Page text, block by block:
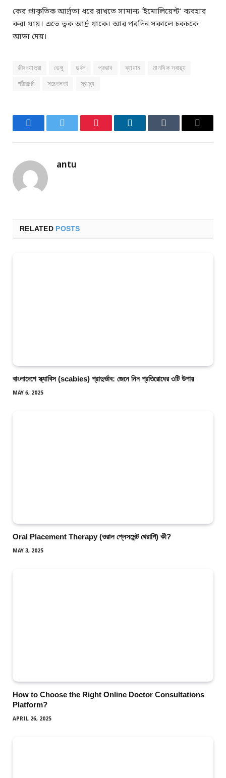
কের প্রাকৃতিক আর্দ্রতা ধরে রাখতে সামান্য ‘ইমোলিয়েন্ট’ ব্যবহার
করা যায়। এতে ত্বক আর্দ্র থাকে। আর পরদিন সকালে চকচকে
আভা দেয়।
জীবনযাত্রা ডেঙ্গু দুর্বল প্রভাব ব্যায়াম মানসিক স্বাস্থ্য
শরীরচর্চা সচেতনতা স্বাস্থ্য
FacebookTwitter PinterestLinkedInTumblr Email
antu
RELATED POSTS
বাংলাদেশে স্ক্যাবিস (scabies) প্রাদুর্ভাব: জেনে নিন প্রতিরোধের ৩টি উপায়
MAY 6, 2025
Oral Placement Therapy (ওরাল প্লেসমেন্ট থেরাপি) কী?
MAY 3, 2025
How to Choose the Right Online Doctor Consultations
Platform?
APRIL 26, 2025